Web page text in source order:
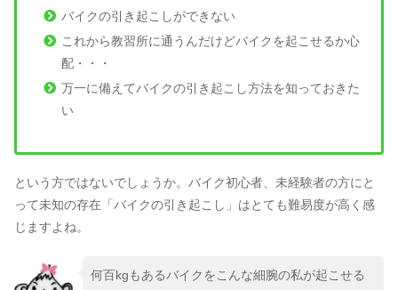
バイクの引き起こしができない
これから教習所に通うんだけどバイクを起こせるか心
配・・・
万一に備えてバイクの引き起こし方法を知っておきた
い
という方ではないでしょうか。バイク初心者、未経験者の方にと
って未知の存在「バイクの引き起こし」はとても難易度が高く感
じますよね。
何百kgもあるバイクをこんな細腕の私が起こせる